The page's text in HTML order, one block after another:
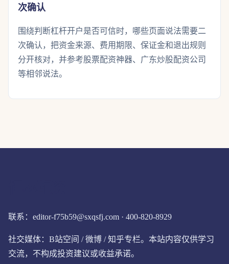
次确认
围绕判断杠杆开户是否可信时，哪些页面说法需要二
次确认，把资金来源、费用期限、保证金和退出规则
分开核对，并参考股票配资神器、广东炒股配资公司
等相邻说法。
联系：editor-f75b59@sxqsfj.com · 400-820-8929
社交媒体：B站空间 / 微博 / 知乎专栏。本站内容仅供学习
交流，不构成投资建议或收益承诺。